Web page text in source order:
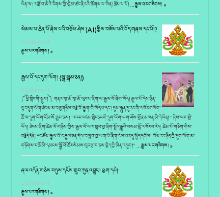
ཡིན་ལ། འགྲོ་བ་མིའི་རིགས་ཀྱི་ཁྱིམ་ཚང་ནི་ངའི་ཚོགས་པ་ཡིན། རྩོམ་པ་པོ། …རྒྱས་པར་གཟིགས། »
སེམས་པ་ཆེན་པོ་ཞེས་པའི་བཅོས་ཤེས་(AI)ཀྱིས་བཟོས་པའི་བོད་གཞས་དང་པོ།?
1 Comment
རྒྱས་པར་གཟིགས། »
རྒྱལ་པོ་དང་དུག་ལོག། (སྒྲ་སྒམ་ཅན།)
1 Comment
༼ཕྱི་གླིང་གི་སྒྲུང་།༽ གནའ་སྔ་མོ་སྔ་མོ་ལུང་པ་ཞིག་ལ་རྒྱལ་པོ་ཞིག་ཡོད། རྒྱལ་པོ་དེས་ཉིན་
ལྟར་དུག་ལོག་ཐེངས་མ་བཅུ་གཉིས་བརྗེ་བོ་རྒྱག་གི་ཡོད་པ་དང་། དུས་རྒྱུན་དུ་རང་གི་འཁོར་གཡོག་
ཚོ་ལ་དུག་ལོག་ངོམ་སོ་རྒྱབ་ནས། “ང་རང་འཛམ་གླིང་ནང་གི་དུག་ལོག་ཡག་ཤོས་གྱོན་མཁན་མི་དེ་ཡིན།” ཞེས་ལབ་གྱི་
ཡོད། ཐེངས་ཞིག་ཚེམ་པོ་གཉིས་ཀྱིས་རྒྱལ་པོ་ལ་བསླབ་བྱ་ཞིག་སྤྲོད་རྒྱུའི་བསམ་བློ་འཁོར་བ་རེད། ཚེམ་པོ་གཅིག་གིས་
བརྗོད་དོན། “ང་ཚོས་རྒྱལ་པོ་ང་རྒྱལ་ཅན་དེ་ལ་བསླབ་བྱ་ཡག་པོ་ཞིག་ངེས་པར་དུ་སྤྲོད་དགོས། ཁོས་རང་ཉིད་ཀྱི་དུག་ལོག་མ་
གཏོགས་ང་ཚོ་མི་དམངས་སྐྱོ་པོ་ཚོར་སེམས་ཁུར་རྩ་བ་ནས་བྱེད་ཀྱི་མིན་འདུག།” …རྒྱས་པར་གཟིགས། »
ཞལ་འདོན་གཅེས་བཏུས་དངོས་གྲུབ་ཀུན་འབྱུང་། ཕྱག་དཔེ།
1 Comment
རྒྱས་པར་གཟིགས། »